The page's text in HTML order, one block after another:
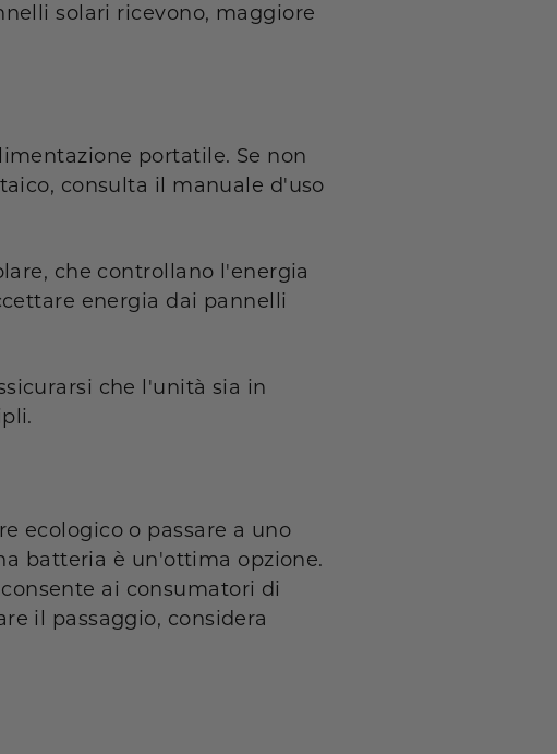
solari ricevono, maggiore
portatile. Se non
consulta il manuale d'uso
che controllano l'energia
energia dai pannelli
che l'unità sia in
ecologico o passare a uno
batteria è un'ottima opzione.
ai consumatori di
il passaggio, considera